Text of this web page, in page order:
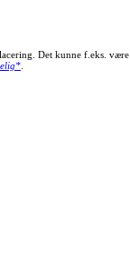
Det kunne f.eks. være
.